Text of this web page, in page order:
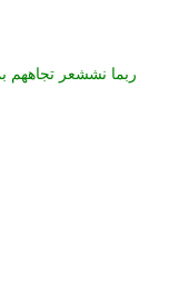
ربما نششعر تجاههم